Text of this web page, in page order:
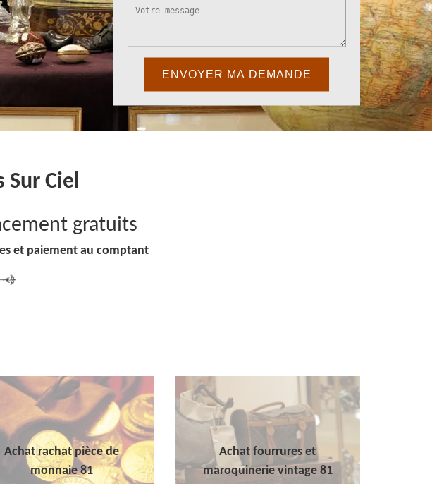
Sur Ciel
gratuits
et paiement au comptant
Achat rachat pièce de
monnaie 81
Achat fourrures et
maroquinerie vintage 81